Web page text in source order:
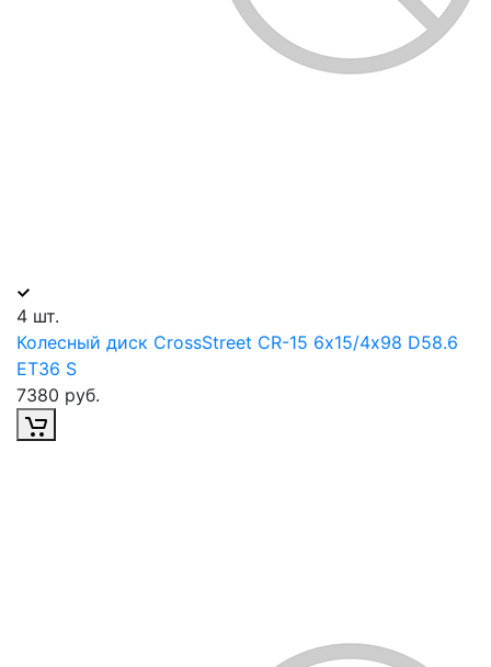
4 шт.
Колесный диск CrossStreet CR-15 6х15/4х98 D58.6
ET36 S
7380 руб.